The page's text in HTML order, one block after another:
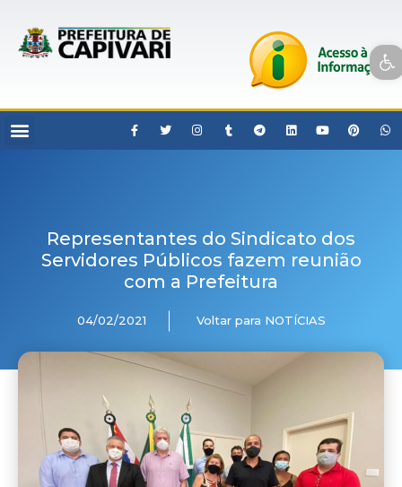
Open toolbar
Representantes do Sindicato dos
Servidores Públicos fazem reunião
com a Prefeitura
04/02/2021 Voltar para NOTÍCIAS